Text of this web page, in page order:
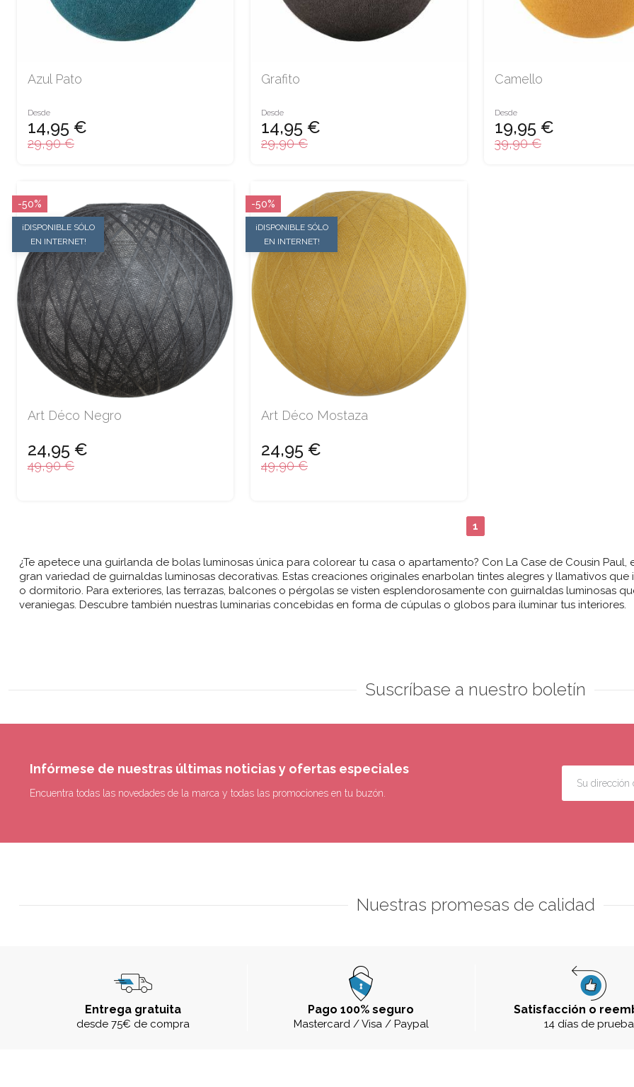
Azul Pato
Desde
14,95 €
29,90 €
Grafito
Desde
14,95 €
29,90 €
Camello
Desde
19,95 €
39,90 €
¡DISPONIBLE SÓLO
EN INTERNET!
-50%
Art Déco Negro
24,95 €
49,90 €
¡DISPONIBLE SÓLO
EN INTERNET!
-50%
Art Déco Mostaza
24,95 €
49,90 €
1
¿Te apetece una guirlanda de bolas luminosas única para colorear tu casa o apartamento? Con La Case de Cousin
gran variedad de guirnaldas luminosas decorativas. Estas creaciones originales enarbolan tintes alegres y llamativos
o dormitorio. Para exteriores, las terrazas, balcones o pérgolas se visten esplendorosamente con guirnaldas luminosas
veraniegas. Descubre también nuestras luminarias concebidas en forma de cúpulas o globos para iluminar tus interiores.
Suscríbase a nuestro boletín
Infórmese de nuestras últimas noticias y ofertas especiales
Encuentra todas las novedades de la marca y todas las promociones en tu buzón.
Nuestras promesas de calidad
Entrega gratuita
desde 75€ de compra
Pago 100% seguro
Mastercard / Visa / Paypal
Satisfacción o
14 días de prueba